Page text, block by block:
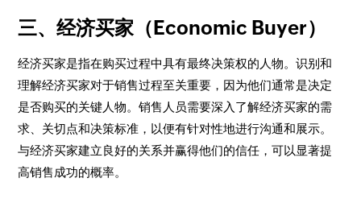
三、经济买家（Economic Buyer）
经济买家是指在购买过程中具有最终决策权的人物。识别和
理解经济买家对于销售过程至关重要，因为他们通常是决定
是否购买的关键人物。销售人员需要深入了解经济买家的需
求、关切点和决策标准，以便有针对性地进行沟通和展示。
与经济买家建立良好的关系并赢得他们的信任，可以显著提
高销售成功的概率。